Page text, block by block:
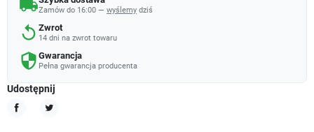
local_shippingZamów do 16:00 — wyślemy dziś
replay Zwrot
14 dni na zwrot towaru
security Gwarancja
Pełna gwarancja producenta
Udostępnij